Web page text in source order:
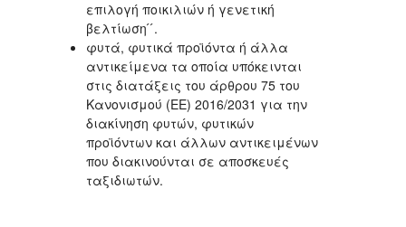
επιλογή ποικιλιών ή γενετική
βελτίωση ́ ́.
φυτά, φυτικά προϊόντα ή άλλα
αντικείμενα τα οποία υπόκεινται
στις διατάξεις του άρθρου 75 του
Κανονισμού (ΕΕ) 2016/2031 για την
διακίνηση φυτών, φυτικών
προϊόντων και άλλων αντικειμένων
που διακινούνται σε αποσκευές
ταξιδιωτών.